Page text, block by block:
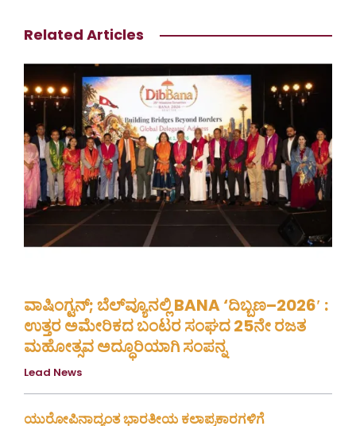
Related Articles
ವಾಷಿಂಗ್ಟನ್; ಬೆಲ್‌ವ್ಯೂನಲ್ಲಿ BANA ‘ದಿಬ್ಬಣ–2026′ :
ಉತ್ತರ ಅಮೇರಿಕದ ಬಂಟರ ಸಂಘದ 25ನೇ ರಜತ
ಮಹೋತ್ಸವ ಅದ್ಧೂರಿಯಾಗಿ ಸಂಪನ್ನ
Lead News
ಯುರೋಪಿನಾದ್ಯಂತ ಭಾರತೀಯ ಕಲಾಪ್ರಕಾರಗಳಿಗೆ